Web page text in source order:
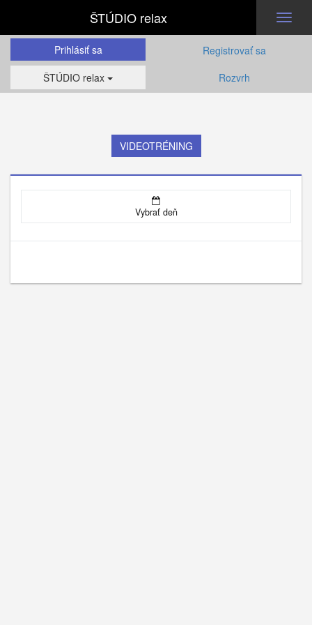
ŠTÚDIO relax
Prihlásiť sa
Registrovať sa
ŠTÚDIO relax
Rozvrh
VIDEOTRÉNING
Vybrať deň